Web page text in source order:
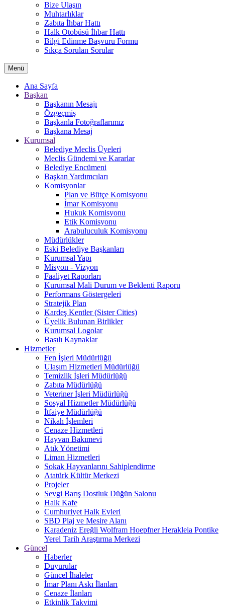
Bize Ulaşın
Muhtarlıklar
Zabıta İhbar Hattı
Halk Otobüsü İhbar Hattı
Bilgi Edinme Başvuru Formu
Sıkça Sorulan Sorular
Menü
Ana Sayfa
Başkan
Başkanın Mesajı
Özgeçmiş
Başkanla Fotoğraflarımız
Başkana Mesaj
Kurumsal
Belediye Meclis Üyeleri
Meclis Gündemi ve Kararlar
Belediye Encümeni
Başkan Yardımcıları
Komisyonlar
Plan ve Bütçe Komisyonu
İmar Komisyonu
Hukuk Komisyonu
Etik Komisyonu
Arabuluculuk Komisyonu
Müdürlükler
Eski Belediye Başkanları
Kurumsal Yapı
Misyon - Vizyon
Faaliyet Raporları
Kurumsal Mali Durum ve Beklenti Raporu
Performans Göstergeleri
Stratejik Plan
Kardeş Kentler (Sister Cities)
Üyelik Bulunan Birlikler
Kurumsal Logolar
Basılı Kaynaklar
Hizmetler
Fen İşleri Müdürlüğü
Ulaşım Hizmetleri Müdürlüğü
Temizlik İşleri Müdürlüğü
Zabıta Müdürlüğü
Veteriner İşleri Müdürlüğü
Sosyal Hizmetler Müdürlüğü
İtfaiye Müdürlüğü
Nikah İşlemleri
Cenaze Hizmetleri
Hayvan Bakımevi
Atık Yönetimi
Liman Hizmetleri
Sokak Hayvanlarını Sahiplendirme
Atatürk Kültür Merkezi
Projeler
Sevgi Barış Dostluk Düğün Salonu
Halk Kafe
Cumhuriyet Halk Evleri
SBD Plaj ve Mesire Alanı
Karadeniz Ereğli Wolfram Hoepfner Herakleia Pontike
Yerel Tarih Araştırma Merkezi
Güncel
Haberler
Duyurular
Güncel İhaleler
İmar Planı Askı İlanları
Cenaze İlanları
Etkinlik Takvimi